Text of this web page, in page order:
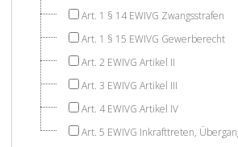
Art. 1 § 14 EWIVG Zwangsstrafen
Art. 1 § 15 EWIVG Gewerberecht
Art. 2 EWIVG Artikel II
Art. 3 EWIVG Artikel III
Art. 4 EWIVG Artikel IV
Art. 5 EWIVG Inkrafttreten,